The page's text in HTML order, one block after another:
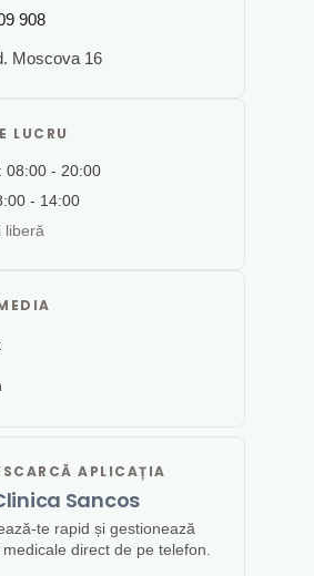
908
Moscova 16
LUCRU
08:00 - 20:00
- 14:00
liberă
APLICAȚIA
Sancos
te rapid și gestionează
direct de pe telefon.